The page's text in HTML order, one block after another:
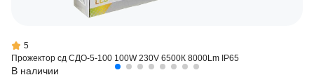
5
Прожектор сд СДО-5-100 100W 230V 6500К 8000Lm IP65
В наличии